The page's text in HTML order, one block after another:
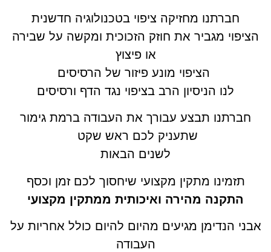
חברתנו מחזיקה ציפוי בטכנולוגיה חדשנית
הציפוי מגביר את חוזק הזכוכית ומקשה על שבירה
או פיצוץ
הציפוי מונע פיזור של הרסיסים
לנו הניסיון הרב בציפוי נגד הדף ורסיסים
חברתנו תבצע עבורך את העבודה ברמת גימור
שתעניק לכם ראש שקט
לשנים הבאות
תזמינו מתקין מקצועי שיחסוך לכם זמן וכסף
התקנה מהירה ואיכותית ממתקין מקצועי
אבני הנדימן מגיעים מהיום להיום כולל אחריות על
העבודה